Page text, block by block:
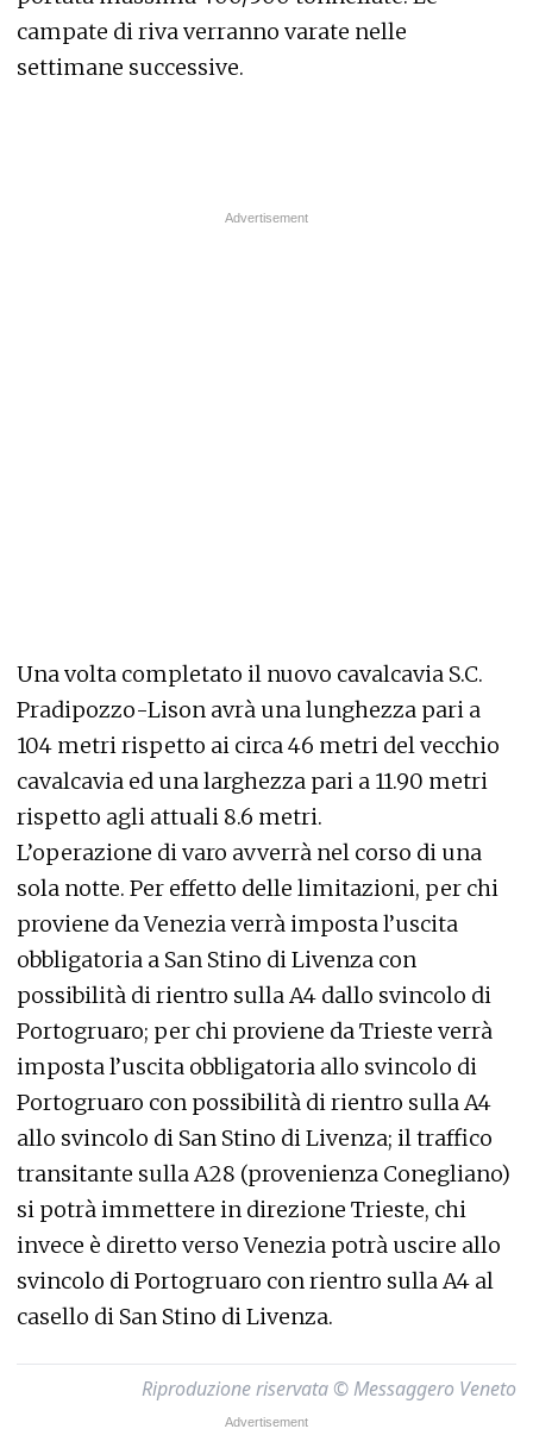
campate di riva verranno varate nelle
settimane successive.
Una volta completato il nuovo cavalcavia S.C.
Pradipozzo-Lison avrà una lunghezza pari a
104 metri rispetto ai circa 46 metri del vecchio
cavalcavia ed una larghezza pari a 11.90 metri
rispetto agli attuali 8.6 metri.
L’operazione di varo avverrà nel corso di una
sola notte. Per effetto delle limitazioni, per chi
proviene da Venezia verrà imposta l’uscita
obbligatoria a San Stino di Livenza con
possibilità di rientro sulla A4 dallo svincolo di
Portogruaro; per chi proviene da Trieste verrà
imposta l’uscita obbligatoria allo svincolo di
Portogruaro con possibilità di rientro sulla A4
allo svincolo di San Stino di Livenza; il traffico
transitante sulla A28 (provenienza Conegliano)
si potrà immettere in direzione Trieste, chi
invece è diretto verso Venezia potrà uscire allo
svincolo di Portogruaro con rientro sulla A4 al
casello di San Stino di Livenza.
Riproduzione riservata © Messaggero Veneto